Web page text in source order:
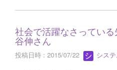
社会で活躍なさってい
谷伸さん
投稿日時 : 2015/07/22 シス